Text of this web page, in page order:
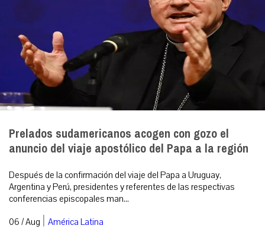
Prelados sudamericanos acogen con gozo el
anuncio del viaje apostólico del Papa a la región
Después de la confirmación del viaje del Papa a Uruguay,
Argentina y Perú, presidentes y referentes de las respectivas
conferencias episcopales man...
06 / Aug | América Latina